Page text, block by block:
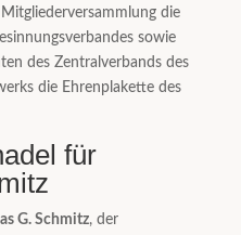
die
sowie
des Zentralverbands des
die Ehrenplakette des
für
G. Schmitz, der